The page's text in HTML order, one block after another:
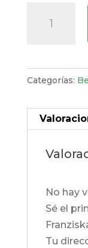
Franziskaner
cantidad
Categorías:
No hay
Sé el
Tu